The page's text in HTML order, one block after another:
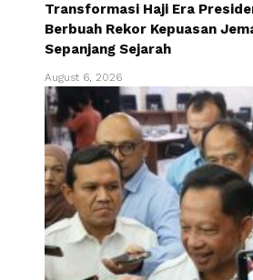
Transformasi Haji Era
Berbuah Rekor Kepuasan
Sepanjang Sejarah
August 6, 2026